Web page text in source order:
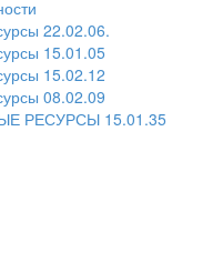
22.02.06.
15.01.05
15.02.12
08.02.09
РЕСУРСЫ 15.01.35